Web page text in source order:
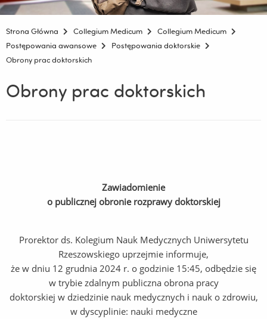
Strona Główna Collegium Medicum
Collegium Medicum
Postępowania awansowe
Postępowania doktorskie
Obrony prac doktorskich
Obrony prac doktorskich
Zawiadomienie
o publicznej obronie rozprawy doktorskiej
Prorektor ds. Kolegium Nauk Medycznych Uniwersytetu
Rzeszowskiego uprzejmie informuje,
że w dniu 12 grudnia 2024 r. o godzinie 15:45, odbędzie się
w trybie zdalnym publiczna obrona pracy
doktorskiej w dziedzinie nauk medycznych i nauk o zdrowiu,
w dyscyplinie: nauki medyczne